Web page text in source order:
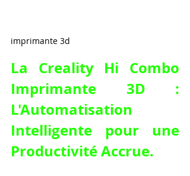
imprimante 3d
La Creality Hi Combo
Imprimante 3D :
L'Automatisation
Intelligente pour une
Productivité Accrue.